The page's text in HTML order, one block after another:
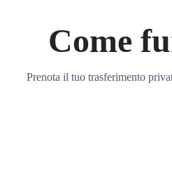
Come
Prenota il tuo trasferimento